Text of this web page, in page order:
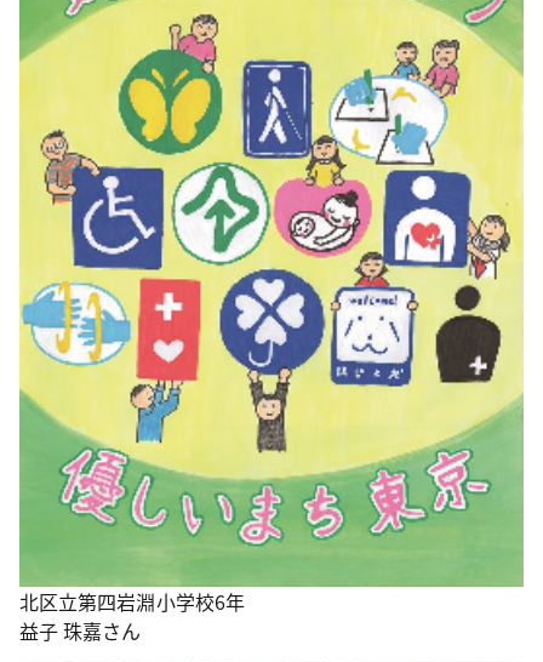
北区立第四岩淵小学校6年
益子 珠嘉さん